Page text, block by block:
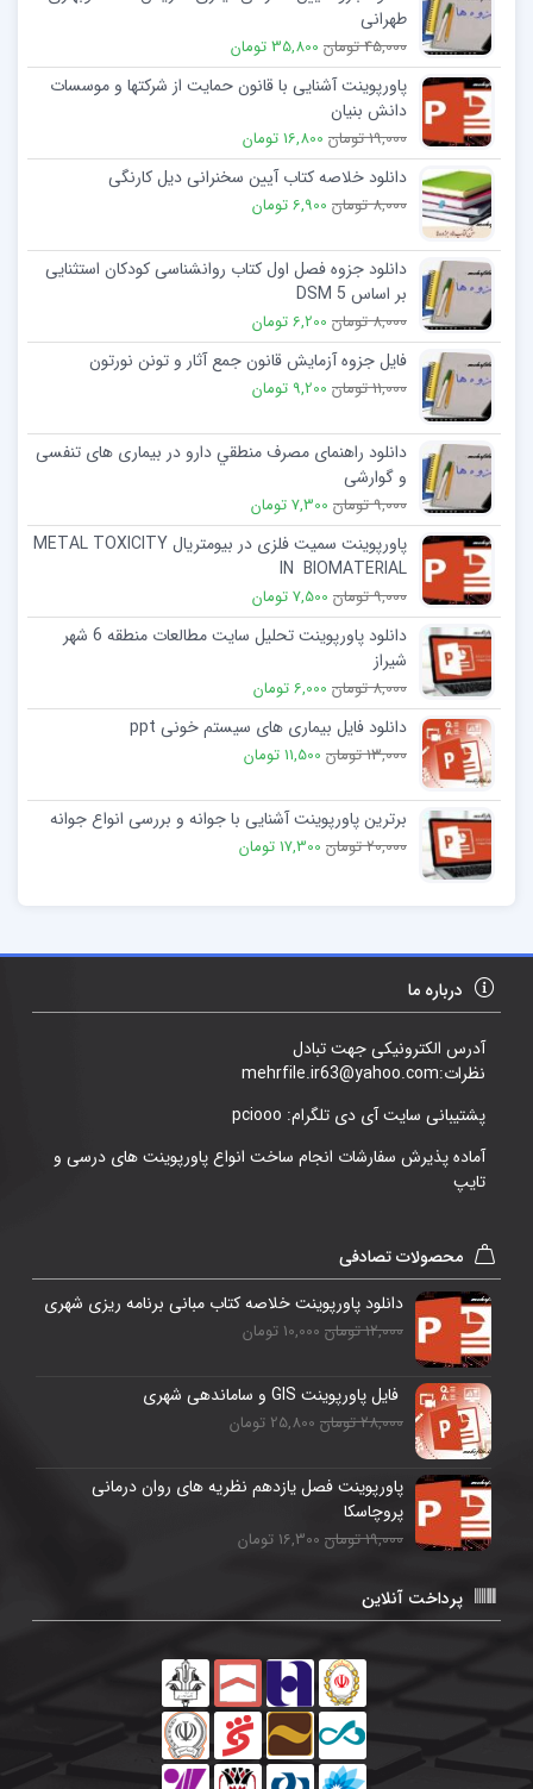
طهرانی
45,000 تومان 35,800 تومان
پاورپوینت آشنایی با قانون حمایت از شرکتها و موسسات
دانش بنیان
19,000 تومان 16,800 تومان
دانلود خلاصه کتاب آیین سخنرانی دیل کارنگی
8,000 تومان 6,900 تومان
دانلود جزوه فصل اول کتاب روانشناسی کودکان استثنایی
بر اساس 5 DSM
8,000 تومان 6,200 تومان
فایل جزوه آزمایش قانون جمع آثار و تونن نورتون
11,000 تومان 9,200 تومان
دانلود راهنمای مصرف منطقي دارو در بیماری های تنفسی
و گوارشی
9,000 تومان 7,300 تومان
پاورپوینت سمیت فلزی در بیومتریال METAL TOXICITY
IN BIOMATERIAL
9,000 تومان 7,500 تومان
دانلود پاورپوینت تحلیل سایت مطالعات منطقه 6 شهر
شیراز
8,000 تومان 6,000 تومان
دانلود فایل بیماری های سیستم خونی ppt
13,000 تومان 11,500 تومان
برترین پاورپوینت آشنایی با جوانه و بررسی انواع جوانه
20,000 تومان 17,300 تومان
درباره ما
آدرس الکترونیکی جهت تبادل
نظرات:mehrfile.ir63@yahoo.com
پشتیبانی سایت آی دی تلگرام: pciooo
آماده پذیرش سفارشات انجام ساخت انواع پاورپوینت های درسی و
تایپ
محصولات تصادفی
دانلود پاورپوینت خلاصه کتاب مبانی برنامه ریزی شهری
12,000 تومان 10,000 تومان
فایل پاورپوینت GIS و ساماندهی شهری
28,000 تومان 25,800 تومان
پاورپوینت فصل یازدهم نظریه های روان درمانی
پروچاسکا
19,000 تومان 16,300 تومان
پرداخت آنلاین